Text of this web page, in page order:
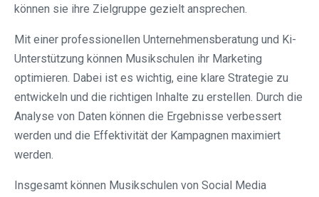
können sie ihre Zielgruppe gezielt ansprechen.
Mit einer professionellen Unternehmensberatung und Ki-
Unterstützung können Musikschulen ihr Marketing
optimieren. Dabei ist es wichtig, eine klare Strategie zu
entwickeln und die richtigen Inhalte zu erstellen. Durch die
Analyse von Daten können die Ergebnisse verbessert
werden und die Effektivität der Kampagnen maximiert
werden.
Insgesamt können Musikschulen von Social Media